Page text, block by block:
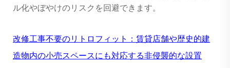
ル化やぼやけのリスクを回避できます。
改修工事不要のリトロフィット：賃貸店舗や歴史的建
造物内の小売スペースにも対応する非侵襲的な設置